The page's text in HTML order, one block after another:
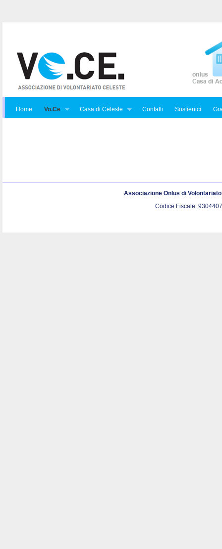
Home Vo.Ce Casa di Celeste Contatti Sostienici
Associazione Onlus di
Codice Fiscale.